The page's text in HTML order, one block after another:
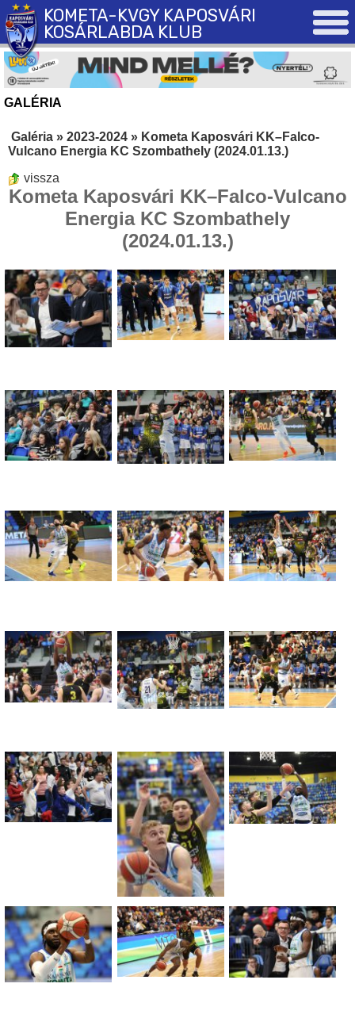
KOMETA-KVGY KAPOSVÁRI
KOSÁRLABDA KLUB
GALÉRIA
Galéria » 2023-2024 » Kometa Kaposvári KK–Falco-
Vulcano Energia KC Szombathely (2024.01.13.)
vissza
Kometa Kaposvári KK–Falco-Vulcano
Energia KC Szombathely
(2024.01.13.)